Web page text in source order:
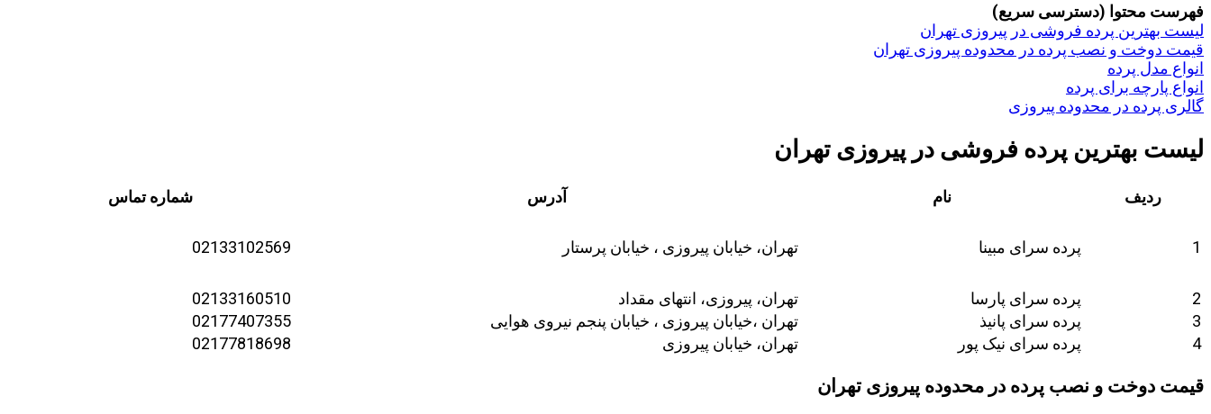
فهرست محتوا (دسترسی سریع)
لیست بهترین پرده فروشی در پیروزی تهران
قیمت دوخت و نصب پرده در محدوده پیروزی تهران
انواع مدل پرده
انواع پارچه برای پرده
گالری پرده در محدوده پیروزی
لیست بهترین پرده فروشی در پیروزی تهران
ردیف نام آدرس شماره تماس
1 پرده سرای مبینا تهران، خیابان پیروزی ، خیابان پرستار 02133102569
2 پرده سرای پارسا تهران، پیروزی، انتهای مقداد
02133160510
3
پرده سرای پانیذ تهران ،خیابان پیروزی ، خیابان پنجم نیروی هوایی
02177407355
4
پرده سرای نیک پور تهران، خیابان پیروزی 02177818698
قیمت دوخت و نصب پرده در محدوده پیروزی تهران